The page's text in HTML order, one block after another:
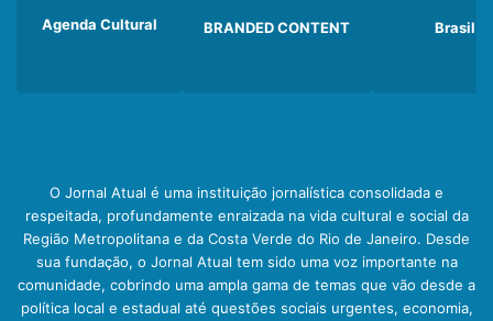
Agenda Cultural BRANDED CONTENT Brasil
O Jornal Atual é uma instituição jornalística consolidada e
respeitada, profundamente enraizada na vida cultural e social da
Região Metropolitana e da Costa Verde do Rio de Janeiro. Desde
sua fundação, o Jornal Atual tem sido uma voz importante na
comunidade, cobrindo uma ampla gama de temas que vão desde a
política local e estadual até questões sociais urgentes, economia,